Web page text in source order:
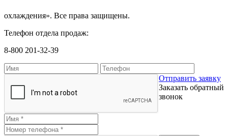
охлаждения». Все права защищены.
Телефон отдела продаж:
8-800 201-32-39
Отправить заявку
Заказать обратный
звонок